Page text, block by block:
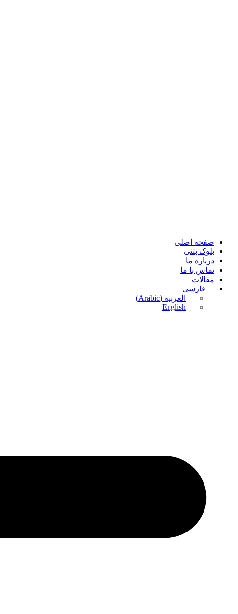
صفحه اصلی
بلوک بتنی
درباره ما
تماس با ما
مقالات
فارسی
العربية (
Arabic
)
English